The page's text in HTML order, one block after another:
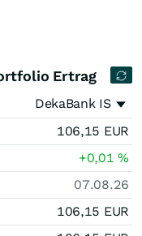
Ertrag
DekaBank IS
106,15 EUR
+0,01%
07.08.26
106,15 EUR